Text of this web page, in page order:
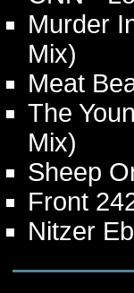
Murder
Mix)
Meat
The
Mix)
Sheep
Front
Nitzer